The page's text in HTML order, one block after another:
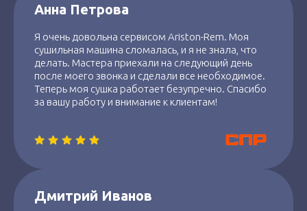
Анна Петрова
Я очень довольна сервисом Ariston-Rem. Моя
сушильная машина сломалась, и я не знала, что
делать. Мастера приехали на следующий день
после моего звонка и сделали все необходимое.
Теперь моя сушка работает безупречно. Спасибо
за вашу работу и внимание к клиентам!
Дмитрий Иванов